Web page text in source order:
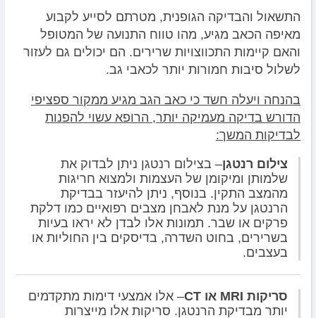
התשאול והבדיקה הגופנית, מטרתם לסייע לקבוע
מאיפה הכאב מגיע, מהו טווח התנועה של המטופל
והאם קיימות התכווצויות שרירים. הם יכולים גם לעזור
לשלול סיבות חמורות יותר לכאבי גב.
בהנחה ויעלה חשד כי כאב הגב מגיע ממקור ספציפי
הדורש בדיקה מעמיקה יותר, הרופא עשוי להפנות
לבדיקות המשך:
צילום רנטגן– בצילום רנטגן ניתן לבדוק את
שלמותן ומיקומן של העצמות ולמצוא חריגות
מהמצב התקין. בנוסף, ניתן להיעזר בבדיקת
הרנטגן על מנת לאבחן מצבים רפואיים כמו דלקת
פרקים או שבר. תמונות אלו לבדן לא יראו בעיות
בשרירים, בחוט השדרה, בדיסקים בין החוליות או
בעצבים.
סריקות MRI או CT
– אלו אמצעי דימות מתקדמים
יותר מבדיקת הרנטגן. סריקות אלו מייצרות